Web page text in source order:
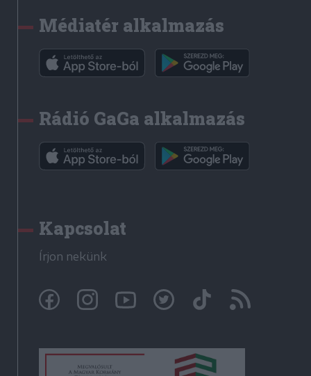
Médiatér alkalmazás
Rádió GaGa alkalmazás
Kapcsolat
Írjon nekünk